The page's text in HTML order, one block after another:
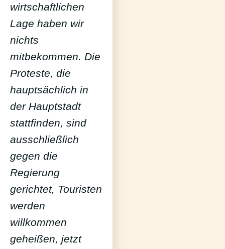
wirtschaftlichen
Lage haben wir
nichts
mitbekommen. Die
Proteste, die
hauptsächlich in
der Hauptstadt
stattfinden, sind
ausschließlich
gegen die
Regierung
gerichtet, Touristen
werden
willkommen
geheißen, jetzt